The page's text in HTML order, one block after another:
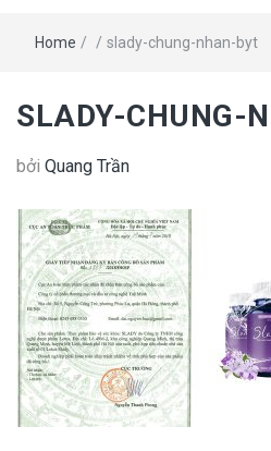
Home / / slady-chung-nhan-byt
SLADY-CHUNG-
bởi Quang Trần